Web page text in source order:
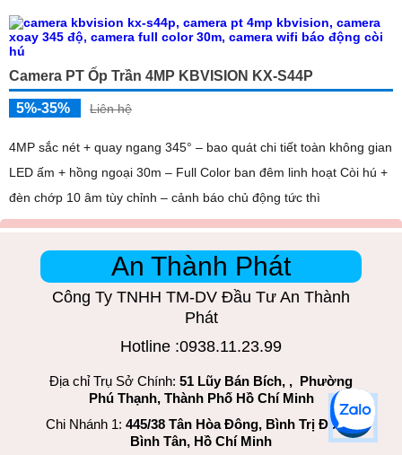
Camera PT Ốp Trần 4MP KBVISION KX-S44P
5%-35% Liên hệ
4MP sắc nét + quay ngang 345° – bao quát chi tiết toàn không gian
LED ấm + hồng ngoại 30m – Full Color ban đêm linh hoạt Còi hú +
đèn chớp 10 âm tùy chỉnh – cảnh báo chủ động tức thì
An Thành Phát
Công Ty TNHH TM-DV Đầu Tư An Thành
Phát
Hotline :0938.11.23.99
Địa chỉ Trụ Sở Chính: 51 Lũy Bán Bích, , Phường
Phú Thạnh, Thành Phố Hồ Chí Minh
Chi Nhánh 1: 445/38 Tân Hòa Đông, Bình Trị Đông,
Bình Tân, Hồ Chí Minh